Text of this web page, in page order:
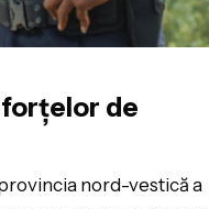
de
nord-vestică a